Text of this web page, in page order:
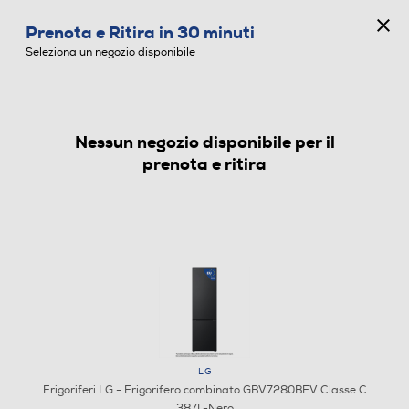
FRIGORIFERI
Prenota e Ritira in 30 minuti
Seleziona un negozio disponibile
Nessun negozio disponibile per il
prenota e ritira
LG
Frigoriferi LG - Frigorifero combinato GBV7280BEV Classe C